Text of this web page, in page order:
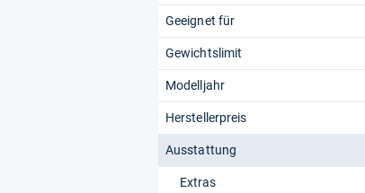
Geeignet für
Gewichtslimit
Modelljahr
Herstellerpreis
Ausstattung
Extras